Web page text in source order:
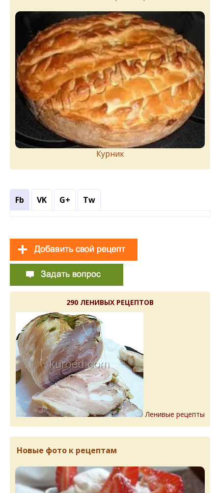
Курник
Fb VK G+ Tw
290 ЛЕНИВЫХ РЕЦЕПТОВ
Ленивые рецепты
Новые фото к рецептам